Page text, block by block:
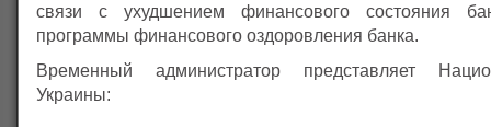
связи с ухудшением финансового состояния
программы финансового оздоровления банка.
Временный администратор представляет
Украины: